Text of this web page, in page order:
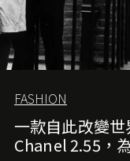
FASHION
一款自此改變
Chanel 2.55，